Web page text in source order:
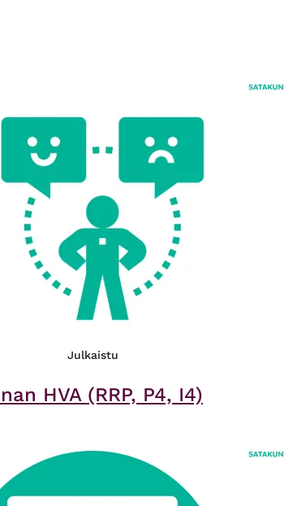
Julkaistu
HVA​ (RRP, P4, I4)